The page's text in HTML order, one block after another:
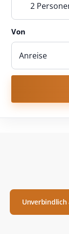
2
Von
Unverbindlich